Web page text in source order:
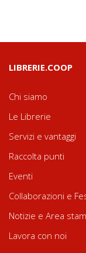
LIBRERIE.COOP
Chi siamo
Le Librerie
Servizi e vantaggi
Raccolta punti
Eventi
Collaborazioni e
Notizie e Area
Lavora con noi